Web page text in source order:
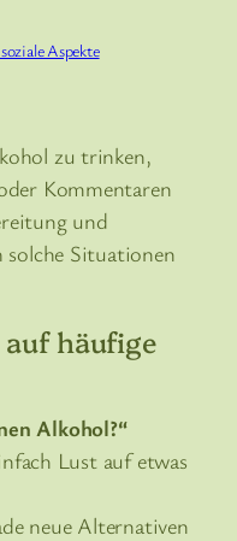
Aspekte
zu trinken,
Kommentaren
und
solche Situationen
häufige
Alkohol?“
Lust auf etwas
neue Alternativen